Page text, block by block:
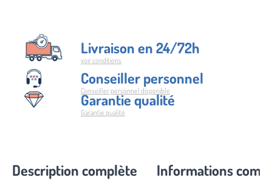
Livraison en 24/72h
voir conditions
Conseiller personnel
Conseiller personnel disponible
Garantie qualité
Garantie qualité
Description complète Informations